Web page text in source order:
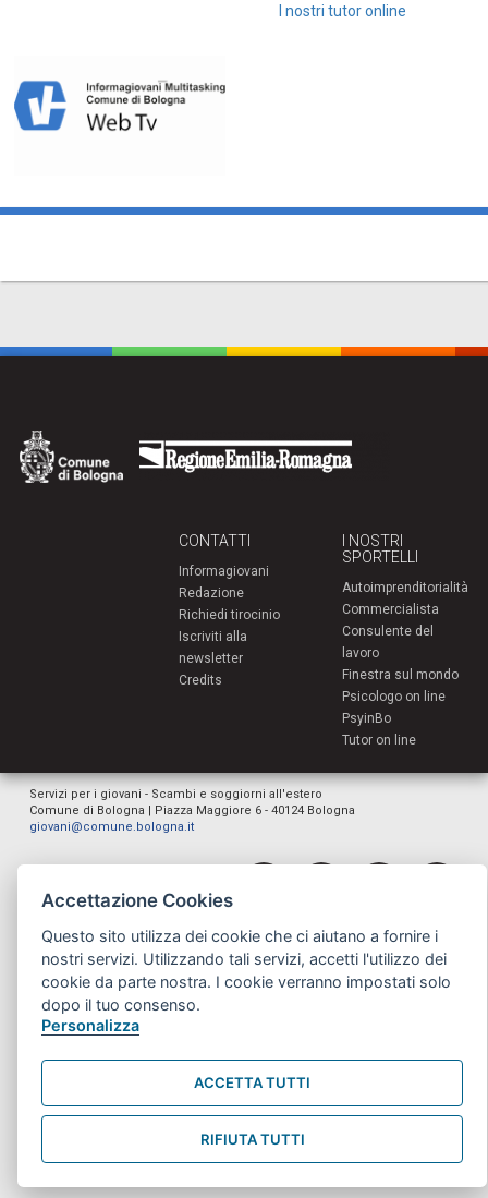
I nostri tutor online
CONTATTI
Informagiovani
Redazione
Richiedi tirocinio
Iscriviti alla
newsletter
Credits
I NOSTRI
SPORTELLI
Autoimprenditorialità
Commercialista
Consulente del
lavoro
Finestra sul mondo
Psicologo on line
PsyinBo
Tutor on line
Servizi per i giovani - Scambi e soggiorni all'estero
Comune di Bologna | Piazza Maggiore 6 - 40124 Bologna
giovani@comune.bologna.it
Accettazione Cookies
Questo sito utilizza dei cookie che ci aiutano a fornire i
nostri servizi. Utilizzando tali servizi, accetti l'utilizzo dei
cookie da parte nostra. I cookie verranno impostati solo
dopo il tuo consenso.
Personalizza
ACCETTA TUTTI
RIFIUTA TUTTI